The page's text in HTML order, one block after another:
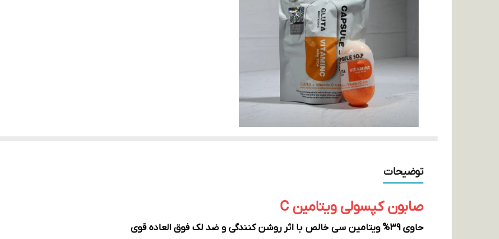
توضیحات
صابون کپسولی ویتامین C
حاوی 39% ویتامین سی خالص ب
ا اثر روشن کنندگی و ضد لک فوق العاده قوی